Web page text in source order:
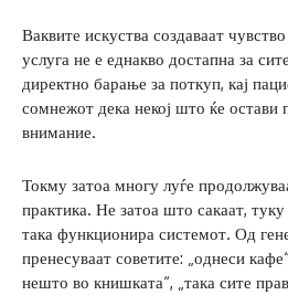
Ваквите искуства создаваат
услуга не е еднакво достапна за
директно барање за поткуп, кај
сомнежот дека некој што ќе остави
внимание.
Токму затоа многу луѓе
практика. Не затоа што сакаат,
така функционира системот. Од
пренесуваат советите: „однеси
нешто во книшката“, „така сите